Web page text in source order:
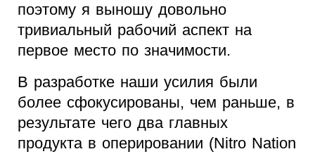
поэтому я выношу довольно
тривиальный рабочий аспект на
первое место по значимости.
В разработке наши усилия были
более сфокусированы, чем раньше, в
результате чего два главных
продукта в оперировании (Nitro Nation